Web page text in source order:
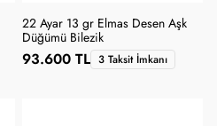
22 Ayar 13 gr Elmas Desen Aşk
Düğümü Bilezik
93.600 TL 3 Taksit İmkanı